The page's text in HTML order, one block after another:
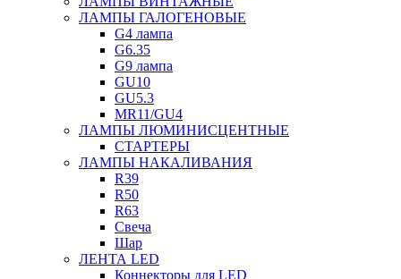
ЛАМПЫ ГАЛОГЕНОВЫЕ
G4 лампа
G6.35
G9 лампа
GU10
GU5.3
MR11/GU4
ЛАМПЫ ЛЮМИНИСЦЕНТНЫЕ
СТАРТЕРЫ
ЛАМПЫ НАКАЛИВАНИЯ
R39
R50
R63
Свеча
Шар
ЛЕНТА LED
Коннекторы для LED